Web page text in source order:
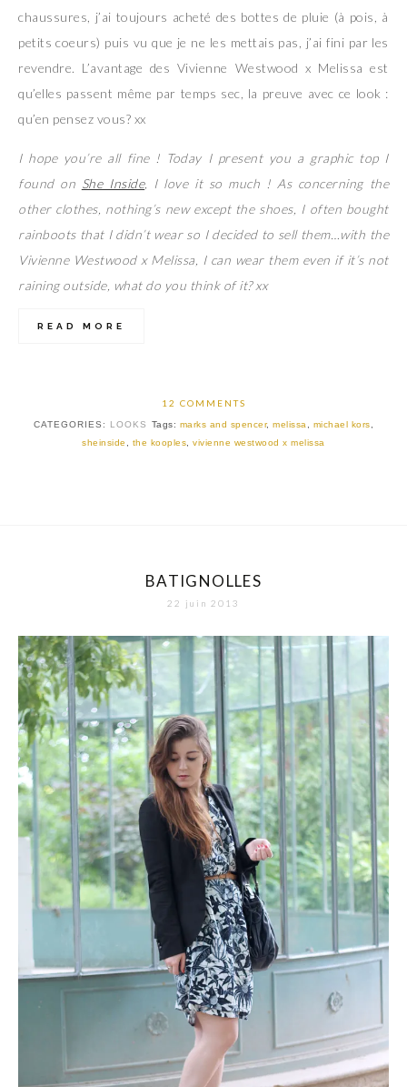
chaussures, j’ai toujours acheté des bottes de pluie (à pois, à
petits coeurs) puis vu que je ne les mettais pas, j’ai fini par les
revendre. L’avantage des Vivienne Westwood x Melissa est
qu’elles passent même par temps sec, la preuve avec ce look :
qu’en pensez vous? xx
I hope you’re all fine ! Today I present you a graphic top I
found on She Inside, I love it so much ! As concerning the
other clothes, nothing’s new except the shoes, I often bought
rainboots that I didn’t wear so I decided to sell them…with the
Vivienne Westwood x Melissa, I can wear them even if it’s not
raining outside, what do you think of it? xx
READ MORE
12 COMMENTS
CATEGORIES: LOOKS Tags: marks and spencer,melissa michael kors
sheinside
the kooples ,vivienne westwood x melissa
BATIGNOLLES
22 juin 2013